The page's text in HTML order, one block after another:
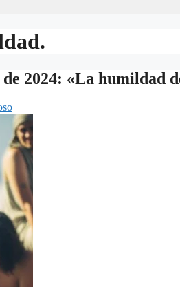
2024: «La humildad